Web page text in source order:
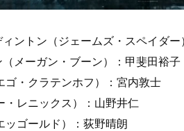
ィントン（ジェームズ・スペイダ
メーガン・ブーン）：甲斐田裕子
ゴ・クラテンホフ）：宮内敦士
・レニックス）：山野井仁
ッゴールド）：荻野晴朗